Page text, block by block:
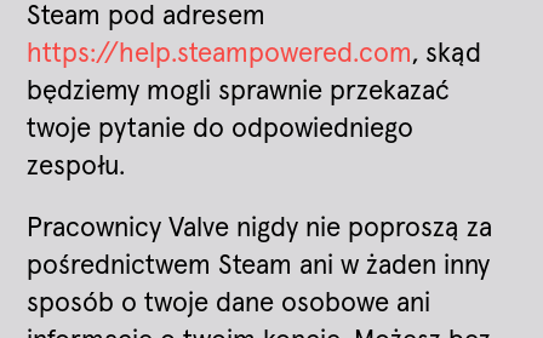
Steam pod adresem
https://help.steampowered.com, skąd
będziemy mogli sprawnie przekazać
twoje pytanie do odpowiedniego
zespołu.
Pracownicy Valve nigdy nie poproszą za
pośrednictwem Steam ani w żaden inny
sposób o twoje dane osobowe ani